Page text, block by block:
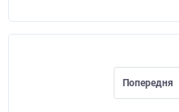
Попередня